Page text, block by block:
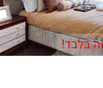
בלבד!